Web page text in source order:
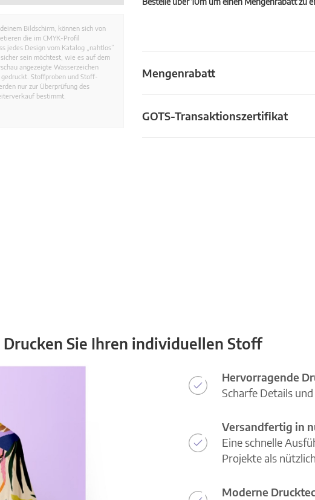
Mengenrabatt
GOTS-Transaktionszertifikat
Bildschirm, können sich von
die im CMYK-Profil
jedes Design vom Katalog „nahtlos”
sein möchtest, wie es auf dem
angezeigte Wasserzeichen
Stoffproben und Stoff-
nur zur Überprüfung des
bestimmt.
Drucken Sie Ihren individuellen Stoff
Hervorragende
Scharfe Details
Versandfertig in
Eine schnelle
Projekte als
Moderne